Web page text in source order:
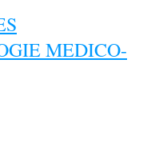
MEDICO-